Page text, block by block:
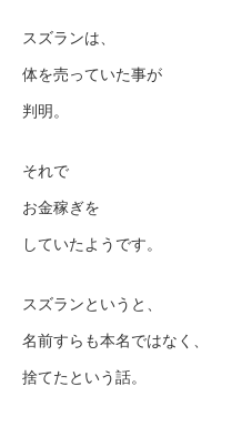
スズランは、
体を売っていた事が
判明。
それで
お金稼ぎを
していたようです。
スズランというと、
名前すらも本名ではなく、
捨てたという話。